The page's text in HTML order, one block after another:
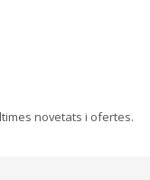
novetats i ofertes.